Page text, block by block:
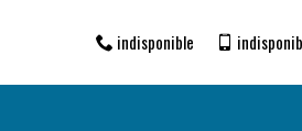
indisponible